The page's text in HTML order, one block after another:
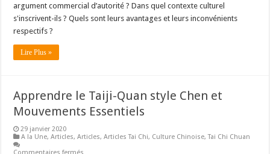
argument commercial d’autorité ? Dans quel contexte culturel
s'inscrivent-ils ? Quels sont leurs avantages et leurs inconvénients
respectifs ?
Lire Plus »
Apprendre le Taiji-Quan style Chen et
Mouvements Essentiels
29 janvier 2020
A la Une,Articles,Articles,Articles Tai Chi, Culture Chinoise,Tai Chi Chuan